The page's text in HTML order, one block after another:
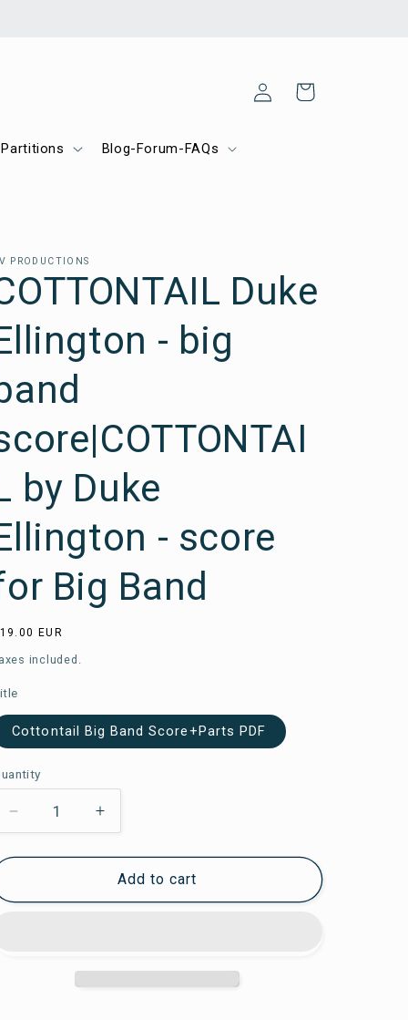
Blog-Forum-FAQs
Login
Shopping
cart
PRODUCTIONS
Duke
- big
by Duke
- score
Big Band
EUR
included.
Cottontail Big Band Score+Parts PDF
Réduire
quantité
COTTONTAIL
Augmenter
quantité
de
COTTONTAIL
-
big
Add to cart